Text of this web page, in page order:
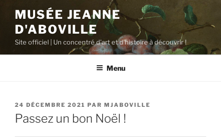
contenu
principal
MUSÉE JEANNE
D'ABOVILLE
Site officiel | Un concentré d'art et d'histoire à découvrir !
Menu
PUBLIÉ
LE
24 DÉCEMBRE 2021 PAR MJABOVILLE
Passez un bon Noël !